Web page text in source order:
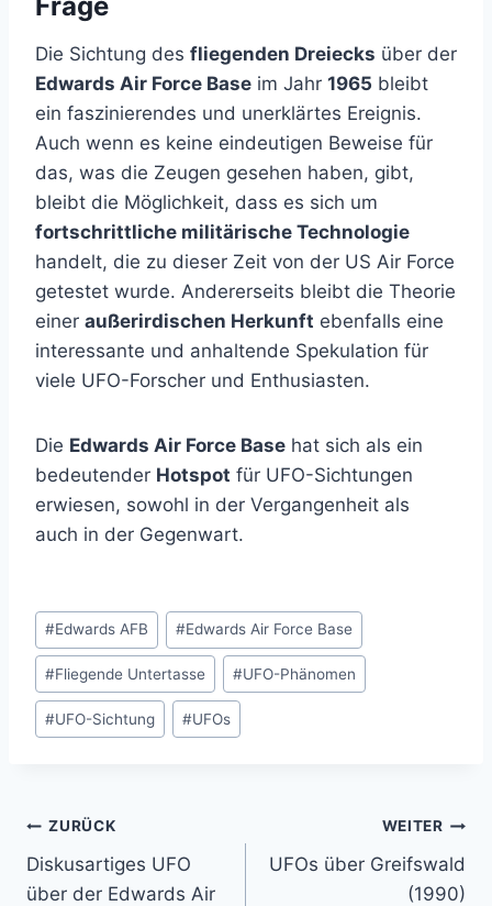
Die Sichtung des fliegenden Dreiecks über der
Edwards Air Force Base im Jahr 1965 bleibt
ein faszinierendes und unerklärtes Ereignis.
Auch wenn es keine eindeutigen Beweise für
das, was die Zeugen gesehen haben, gibt,
bleibt die Möglichkeit, dass es sich um
fortschrittliche militärische Technologie
handelt, die zu dieser Zeit von der US Air Force
getestet wurde. Andererseits bleibt die Theorie
einer außerirdischen Herkunft ebenfalls eine
interessante und anhaltende Spekulation für
viele UFO-Forscher und Enthusiasten.
Die Edwards Air Force Base hat sich als ein
bedeutender Hotspot für UFO-Sichtungen
erwiesen, sowohl in der Vergangenheit als
auch in der Gegenwart.
Schlagworte:
#Edwards AFB #Edwards Air Force Base
#Fliegende Untertasse #UFO-Phänomen
#UFO-Sichtung #UFOs
Beitragsnavigation
ZURÜCK
Diskusartiges UFO
über der Edwards Air
WEITER
UFOs über Greifswald
(1990)